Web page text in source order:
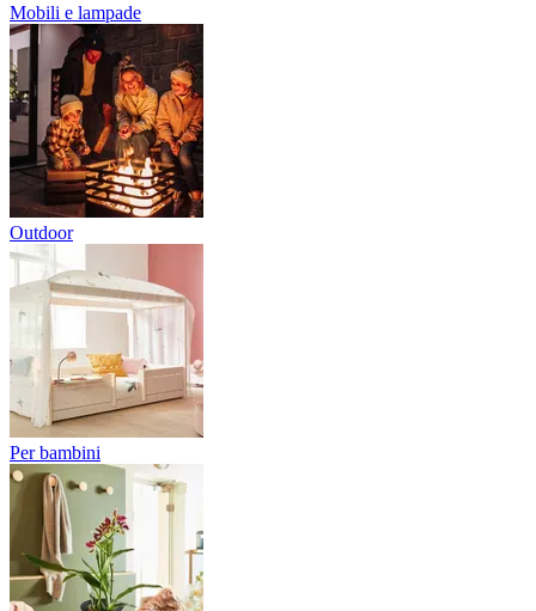
Mobili e lampade
Outdoor
Per bambini